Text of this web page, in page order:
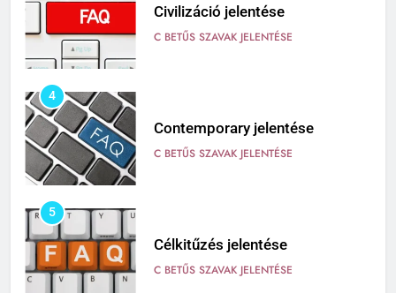
Civilizáció jelentése
C BETŰS SZAVAK JELENTÉSE
4
Contemporary jelentése
C BETŰS SZAVAK JELENTÉSE
5
Célkitűzés jelentése
C BETŰS SZAVAK JELENTÉSE